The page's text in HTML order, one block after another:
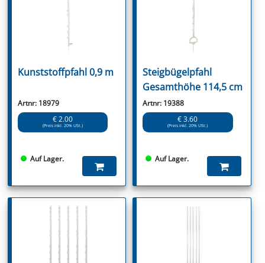
Kunststoffpfahl 0,9 m
Artnr: 18979
€ 2.00
(Preis inkl. 20% USt.)
Auf Lager.
Steigbügelpfahl
Gesamthöhe 114,5 cm
Artnr: 19388
€ 3.60
(Preis inkl. 20% USt.)
Auf Lager.